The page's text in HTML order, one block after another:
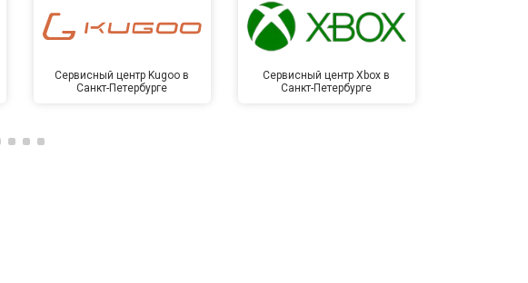
Сервисный центр Kugoo в
Санкт-Петербурге
Сервисный центр Xbox в
Санкт-Петербурге